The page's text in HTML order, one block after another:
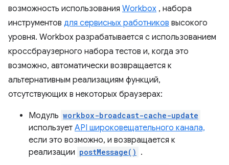
возможность использования Workbox , набора
инструментов для сервисных работников высокого
уровня. Workbox разрабатывается с использованием
кроссбраузерного набора тестов и, когда это
возможно, автоматически возвращается к
альтернативным реализациям функций,
отсутствующих в некоторых браузерах:
Модуль workbox-broadcast-cache-update
использует API широковещательного канала,
если это возможно, и возвращается к
реализации postMessage() .